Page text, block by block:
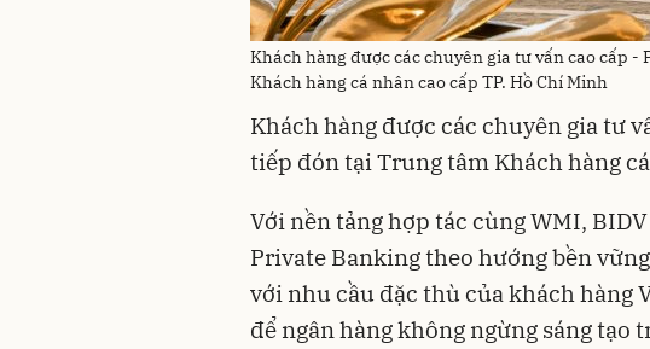
Khách hàng được các chuyên gia tư vấn cao cấp
Khách hàng cá nhân cao cấp TP. Hồ Chí Minh
Khách hàng được các chuyên gia tư
tiếp đón tại Trung tâm Khách hàng
Với nền tảng hợp tác cùng WMI,
Private Banking theo hướng bền
với nhu cầu đặc thù của khách hàng
để ngân hàng không ngừng sáng tạo